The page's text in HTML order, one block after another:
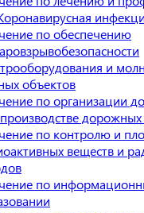
по обеспечению
и
объектов
по организации
дорожных
по контролю и
веществ и
по